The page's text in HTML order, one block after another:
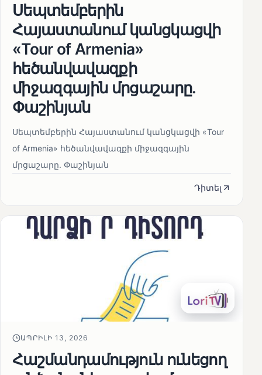
Սեպտեմբերին
Հայաստանում կանցկացվի
«Tour of Armenia»
հեծանվավազքի
միջազգային մրցաշարը.
Փաշինյան
Սեպտեմբերին Հայաստանում կանցկացվի «Tour
of Armenia» հեծանվավազքի միջազգային
մրցաշարը. Փաշինյան
Դիտել
ԱՊՐԻԼԻ 13, 2026
Հաշմանդամություն ունեցող